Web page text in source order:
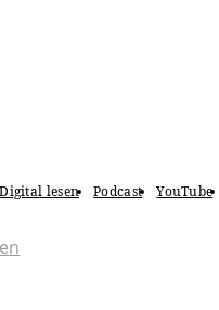
Digital lesen Podcast YouTube